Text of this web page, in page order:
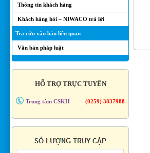
Thông tin khách hàng
Khách hàng hỏi – NIWACO trả lời
Tra cứu văn bản liên quan
Văn bản pháp luật
HỖ TRỢ TRỰC TUYẾN
Trung tâm CSKH (0259) 3837988